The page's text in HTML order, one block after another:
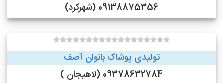
09138875356 (شهرکرد)
تولیدی پوشاک بانوان آصف
09378632784 (لاهیجان )